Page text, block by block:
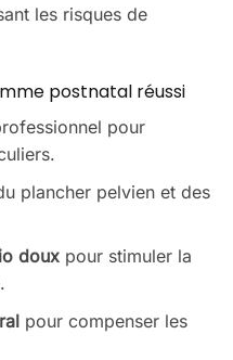
les risques de
postnatal réussi
pour
plancher pelvien et des
douxpour stimuler la
pour compenser les